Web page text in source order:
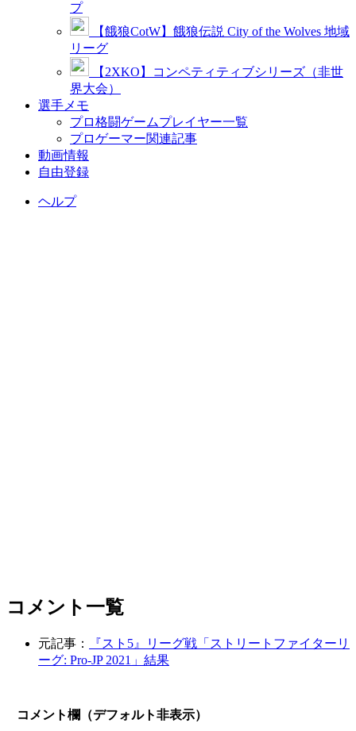
プ
【餓狼CotW】餓狼伝説 City of the Wolves 地域
リーグ
【2XKO】コンペティティブシリーズ（非世
界大会）
選手メモ
プロ格闘ゲームプレイヤー一覧
プロゲーマー関連記事
動画情報
自由登録
ヘルプ
コメント一覧
元記事：
『スト5』リーグ戦「ストリートファイターリ
ーグ: Pro-JP 2021」結果
コメント欄（デフォルト非表示）